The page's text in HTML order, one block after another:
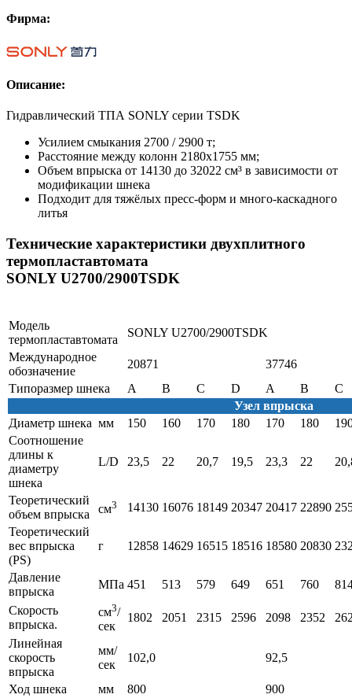
Фирма:
Описание:
Гидравлический ТПА SONLY серии TSDK
Усилием смыкания 2700 / 2900 т;
Расстояние между колонн 2180х1755 мм;
Объем впрыска от 14130 до 32022 см³ в зависимости от
модификации шнека
Подходит для тяжёлых пресс-форм и много-каскадного
литья
Технические характеристики двухплитного
термопластавтомата
SONLY U2700/2900TSDK
Модель
термопластавтомата
SONLY U2700/2900TSDK
Международное
обозначение
20871
37746
Типоразмер шнека
A B C D A B
C
Узел впрыска
Диаметр шнека мм 150 160 170 180 170 180
Соотношение
длины к
диаметру
шнека
L/D 23,5 22 20,7 19,5 23,3 22
Теоретический
объем впрыска
см3 14130 16076 18149 20347 20417 22890
Теоретический
вес впрыска
(PS)
г 12858 14629 16515 18516 18580 20830
Давление
впрыска
МПа 451 513 579 649 651 760
Cкорость
впрыска.
см3/
сек
1802 2051 2315 2596 2098 2352
Линейная
скорость
впрыска
мм/
сек
102,0 92,5
Ход шнека мм 800
900